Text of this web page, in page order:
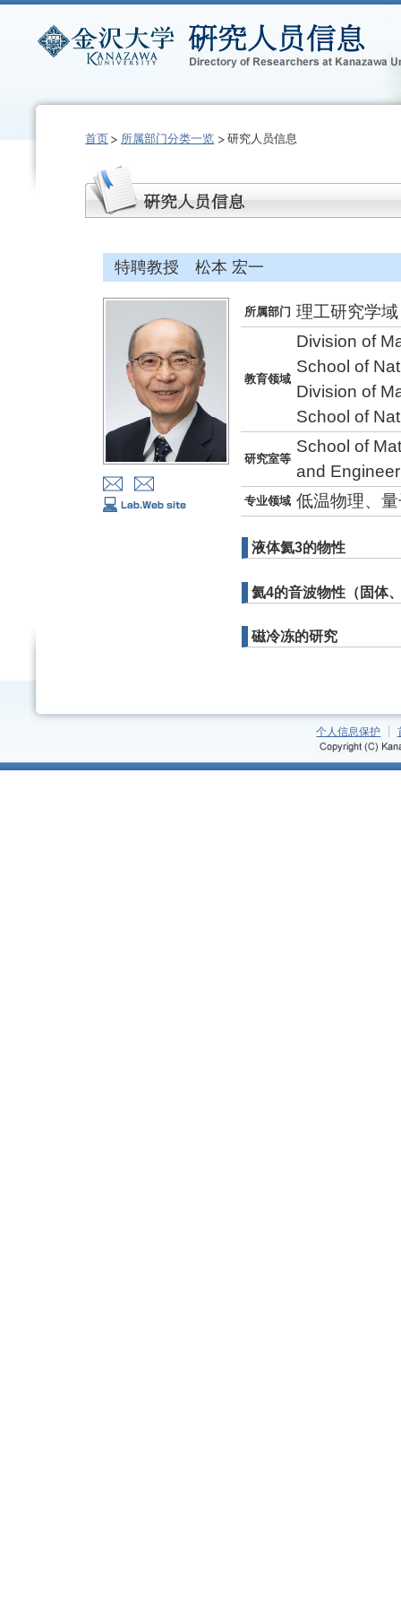
首页 所属部门分类一览 研究人员信息
特聘教授 松本 宏一
所属部门 理工研究学
教育领域
Division of
School of
Division of
School of
研究室等
School of
and
专业领域 低温物理、
液体氦3的物性
氦4的音波物性（固体
磁冷冻的研究
个人信息保护